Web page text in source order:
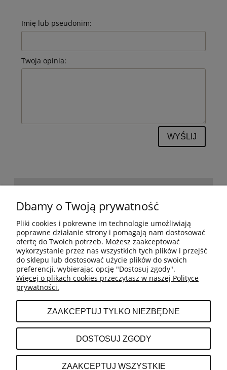
Imię lub pseudonim:
Twoja opinia:
WYŚLIJ
BESTSELLERY
MOJE KONTO
INFORMACJE
O NAS
Dbamy o Twoją prywatność
Pliki cookies i pokrewne im technologie umożliwiają
poprawne działanie strony i pomagają nam dostosować
ofertę do Twoich potrzeb. Możesz zaakceptować
wykorzystanie przez nas wszystkich tych plików i przejść
do sklepu lub dostosować użycie plików do swoich
preferencji, wybierając opcję "Dostosuj zgody".
Więcej o plikach cookies przeczytasz w naszej Polityce
prywatności.
ZAAKCEPTUJ TYLKO NIEZBĘDNE
DOSTOSUJ ZGODY
ZAAKCEPTUJ WSZYSTKIE